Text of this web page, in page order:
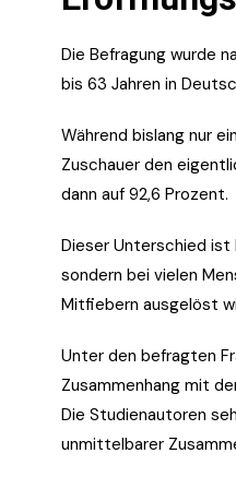
Die Befragung wurde
bis 63 Jahren in
Während bislang nur
Zuschauer den
dann auf 92,6 Prozent.
Dieser Unterschied
sondern bei vielen
Mitfiebern ausgelöst
Unter den befragten
Zusammenhang mit
Die Studienautoren
unmittelbarer